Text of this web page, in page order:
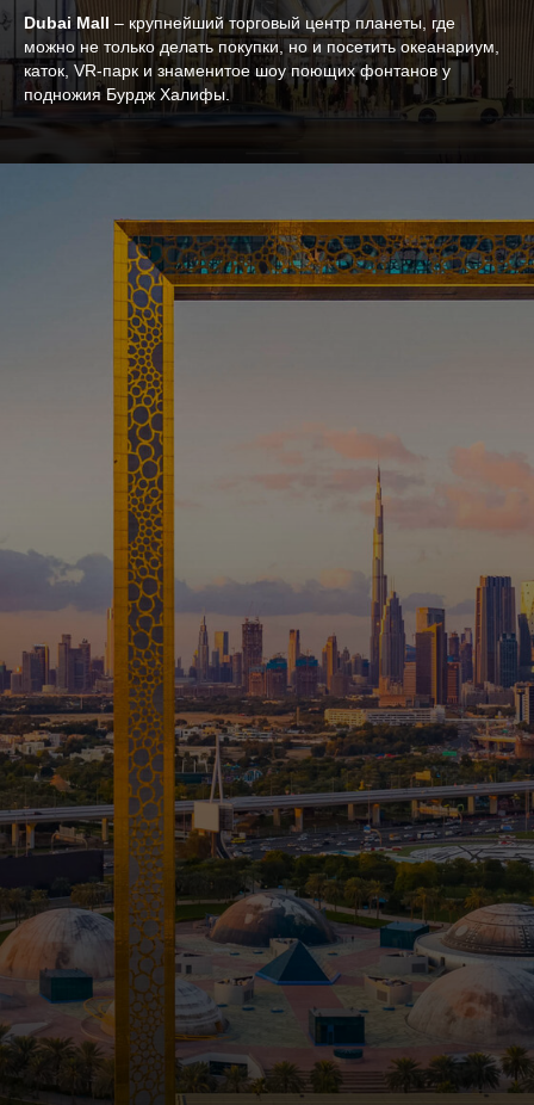
Dubai Mall – крупнейший торговый центр планеты, где
можно не только делать покупки, но и посетить океанариум,
каток, VR-парк и знаменитое шоу поющих фонтанов у
подножия Бурдж Халифы.